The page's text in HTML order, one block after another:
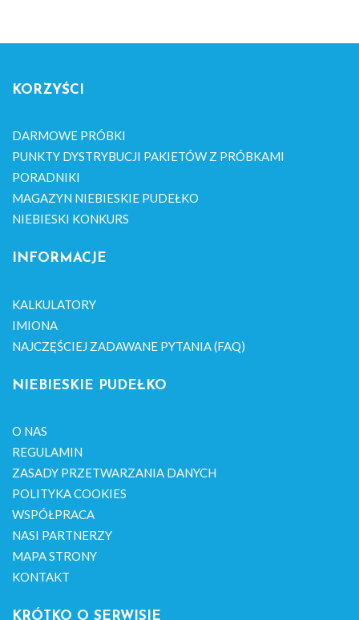
KORZYŚCI
DARMOWE PRÓBKI
PUNKTY DYSTRYBUCJI PAKIETÓW Z PRÓBKAMI
PORADNIKI
MAGAZYN NIEBIESKIE PUDEŁKO
NIEBIESKI KONKURS
INFORMACJE
KALKULATORY
IMIONA
NAJCZĘŚCIEJ ZADAWANE PYTANIA (FAQ)
NIEBIESKIE PUDEŁKO
O NAS
REGULAMIN
ZASADY PRZETWARZANIA DANYCH
POLITYKA COOKIES
WSPÓŁPRACA
NASI PARTNERZY
MAPA STRONY
KONTAKT
KRÓTKO O SERWISIE